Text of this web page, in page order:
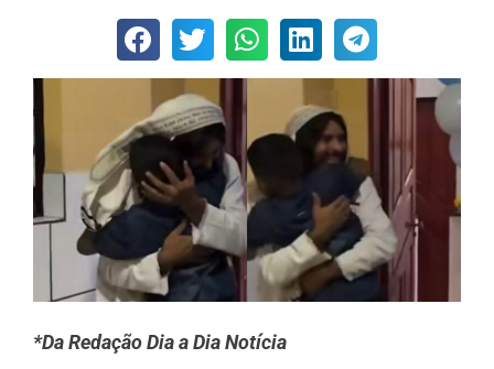
*Da Redação Dia a Dia Notícia